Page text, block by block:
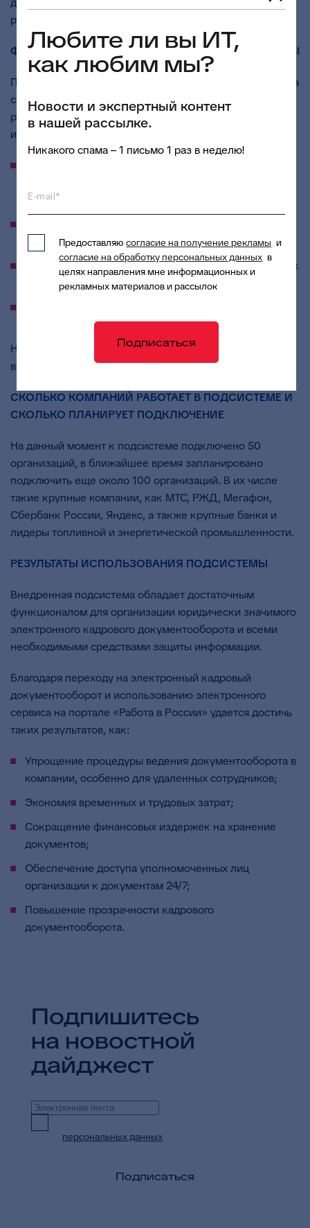
работникам предоставляется на бесплатной основе.
ФУНКЦИОНАЛЬНЫЕ ВОЗМОЖНОСТИ ПОДСИСТЕМЫ
Подсистема электронного кадрового документооборота
содержит набор инструментов, необходимых для
работы с кадровыми документами в электронном виде,
и предоставляет такие возможности, как:
электронных документов;
подписью ЕСИА;
Обеспечение юридической значимости подписанных
документов;
электронном виде.
На следующем этапе работодатели смогут
взаимодействовать с «Работой в России» через API.
СКОЛЬКО КОМПАНИЙ РАБОТАЕТ В ПОДСИСТЕМЕ И
СКОЛЬКО ПЛАНИРУЕТ ПОДКЛЮЧЕНИЕ
На данный момент к подсистеме подключено 50
организаций, в ближайшее время запланировано
подключить еще около 100 организаций. В их числе
такие крупные компании, как МТС, РЖД, Мегафон,
Сбербанк России, Яндекс, а также крупные банки и
лидеры топливной и энергетической промышленности.
РЕЗУЛЬТАТЫ ИСПОЛЬЗОВАНИЯ ПОДСИСТЕМЫ
Внедренная подсистема обладает достаточным
функционалом для организации юридически значимого
электронного кадрового документооборота и всеми
необходимыми средствами защиты информации.
Благодаря переходу на электронный кадровый
документооборот и использованию электронного
сервиса на портале «Работа в России» удается достичь
таких результатов, как:
Упрощение процедуры ведения документооборота в
компании, особенно для удаленных сотрудников;
Экономия временных и трудовых затрат;
Сокращение финансовых издержек на хранение
документов;
Обеспечение доступа уполномоченных лиц
организации к документам 24/7;
Повышение прозрачности кадрового
документооборота.
Подпишитесь
на новостной
дайджест
персональных данных
Подписаться
Любите ли вы ИТ,
как любим мы?
Новости и экспертный контент
в нашей рассылке.
Никакого спама – 1 письмо 1 раз в неделю!
E-mail*
Предоставляюсогласие на получение рекламы и
согласие на обработку персональных данных в
целях направления мне информационных и
рекламных материалов и рассылок
Подписаться